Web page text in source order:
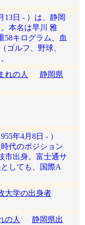
13日 - ）は、静岡
本名は早川 雅
58キログラム、血
ゴルフ、野球、
れの人
静岡県
年4月8日 - ）
代のポジション
市出身。富士通サ
しても、国際A
大学の出身者
の人
静岡県出